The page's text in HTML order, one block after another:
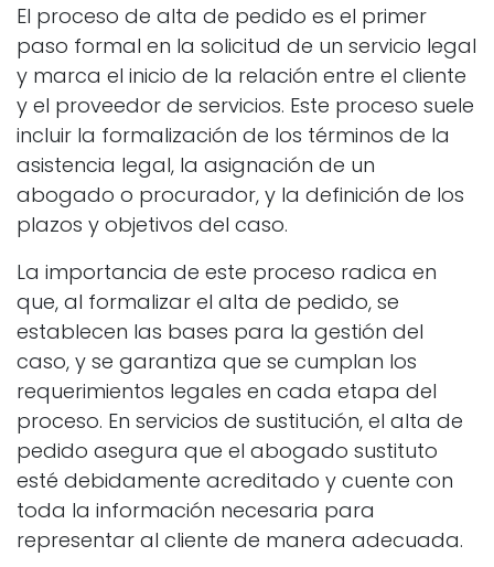
El proceso de alta de pedido es el primer
paso formal en la solicitud de un servicio legal
y marca el inicio de la relación entre el cliente
y el proveedor de servicios. Este proceso suele
incluir la formalización de los términos de la
asistencia legal, la asignación de un
abogado o procurador, y la definición de los
plazos y objetivos del caso.
La importancia de este proceso radica en
que, al formalizar el alta de pedido, se
establecen las bases para la gestión del
caso, y se garantiza que se cumplan los
requerimientos legales en cada etapa del
proceso. En servicios de sustitución, el alta de
pedido asegura que el abogado sustituto
esté debidamente acreditado y cuente con
toda la información necesaria para
representar al cliente de manera adecuada.